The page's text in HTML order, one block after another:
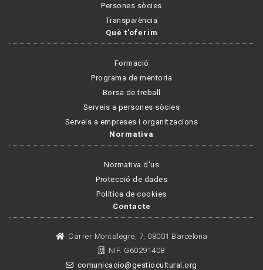
Persones sòcies
Transparència
Què t'oferim
Formació
Programa de mentoria
Borsa de treball
Serveis a persones sòcies
Serveis a empreses i organitzacions
Normativa
Normativa d'us
Protecció de dades
Política de cookies
Contacte
Carrer Montalegre, 7, 08001 Barcelona
NIF. G60291408
comunicacio@gestiocultural.org